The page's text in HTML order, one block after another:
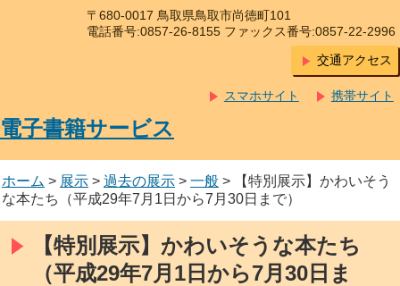
〒680-0017 鳥取県鳥取市尚徳町101
電話番号:0857-26-8155 ファックス番号:0857-22-2996
交通アクセス
携帯サイト
スマホサイト
電子書籍サービス
ホーム > 展示 > 過去の展示 > 一般 > 【特別展示】かわいそう
な本たち（平成29年7月1日から7月30日まで）
【特別展示】かわいそうな本たち
（平成29年7月1日から7月30日ま